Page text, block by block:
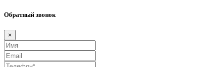
Обратный звонок
×